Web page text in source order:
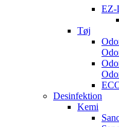
EZ-
Tøj
Desinfektion
Kemi